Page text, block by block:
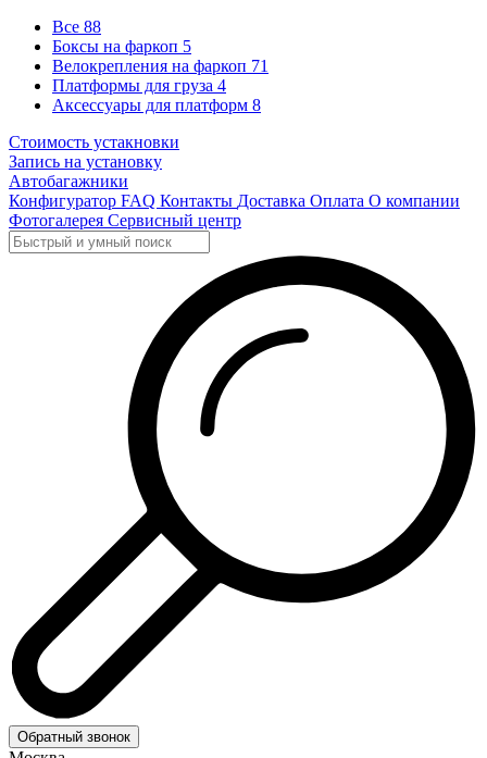
Все 88
Боксы на фаркоп 5
Велокрепления на фаркоп 71
Платформы для груза 4
Аксессуары для платформ 8
Стоимость устакновки
Запись на установку
Автобагажники
Конфигуратор FAQ Контакты Доставка Оплата О компании
Фотогалерея Сервисный центр
Обратный звонок